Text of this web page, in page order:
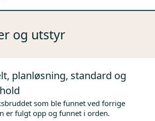
og utstyr
planløsning, standard og
som ble funnet ved forrige
er fulgt opp og funnet i orden.